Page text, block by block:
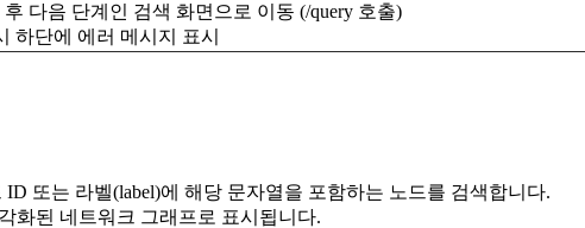
다음 단계인 검색 화면으로 이동 (/query 호출)
하단에 에러 메시지 표시
또는 라벨(label)에 해당 문자열을 포함하는 노드를 검색합니다.
화된 네트워크 그래프로 표시됩니다.